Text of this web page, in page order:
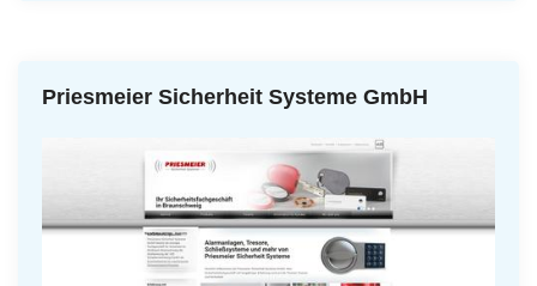
Priesmeier Sicherheit Systeme GmbH